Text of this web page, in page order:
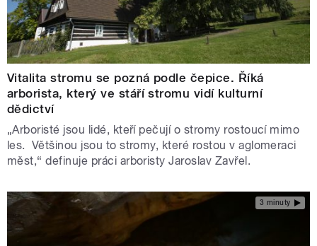
Vitalita stromu se pozná podle čepice. Říká
arborista, který ve stáří stromu vidí kulturní
dědictví
„Arboristé jsou lidé, kteří pečují o stromy rostoucí mimo
les. Většinou jsou to stromy, které rostou v aglomeraci
měst,“ definuje práci arboristy Jaroslav Zavřel.
3 minuty